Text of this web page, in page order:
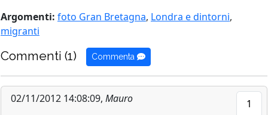
Argomenti: foto Gran Bretagna, Londra e dintorni,
migranti
Commenti (1) Commenta
02/11/2012 14:08:09, Mauro 1